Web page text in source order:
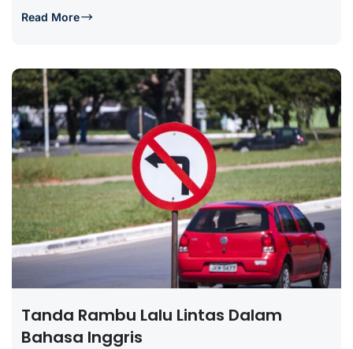
Read More
Tanda Rambu Lalu Lintas Dalam
Bahasa Inggris